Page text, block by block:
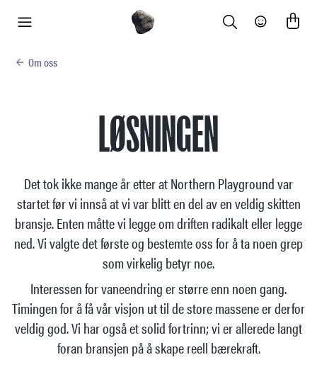
Search Community
Om oss
LØSNINGEN
Det tok ikke mange år etter at Northern Playground var
startet før vi innså at vi var blitt en del av en veldig skitten
bransje. Enten måtte vi legge om driften radikalt eller legge
ned. Vi valgte det første og bestemte oss for å ta noen grep
som virkelig betyr noe.
Interessen for vaneendring er større enn noen gang.
Timingen for å få vår visjon ut til de store massene er derfor
veldig god. Vi har også et solid fortrinn; vi er allerede langt
foran bransjen på å skape reell bærekraft.